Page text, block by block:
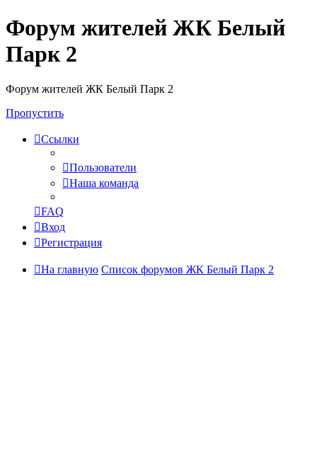
Форум жителей ЖК Белый
Парк 2
Форум жителей ЖК Белый Парк 2
Пропустить
Ссылки
Пользователи
Наша команда
FAQ
Вход
Регистрация
На главную Список форумов ЖК Белый Парк 2